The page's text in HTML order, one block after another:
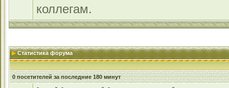
коллегам.
Статистика форума
0 посетителей за последние 180 минут